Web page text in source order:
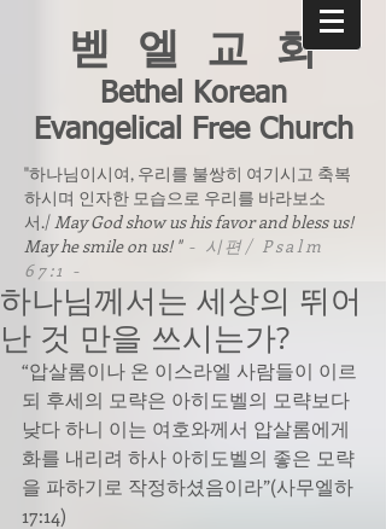
벧 엘 교 회
Bethel Korean
Evangelical Free Church
"하나님이시여, 우리를 불쌍히 여기시고 축복
하시며 인자한 모습으로 우리를 바라보소
서./May God show us his favor and bless us!
May he smile on us! " - 시편/ Psalm
67:1 -
하나님께서는 세상의 뛰어
난 것 만을 쓰시는가?
“압살롬이나 온 이스라엘 사람들이 이르
되 후세의 모략은 아히도벨의 모략보다
낮다 하니 이는 여호와께서 압살롬에게
화를 내리려 하사 아히도벨의 좋은 모략
을 파하기로 작정하셨음이라”(사무엘하
17:14)